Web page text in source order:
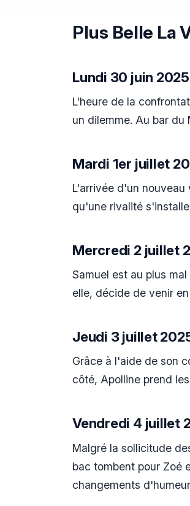
Plus Belle La
Lundi 30 juin 2025
L'heure de la
un dilemme. Au bar
Mardi 1er juillet
L'arrivée d'un
qu'une rivalité
Mercredi 2 juillet
Samuel est au plus
elle, décide de venir
Jeudi 3 juillet
Grâce à l'aide de son
côté, Apolline prend
Vendredi 4 juillet
Malgré la sollicitude
bac tombent pour Zoé
changements